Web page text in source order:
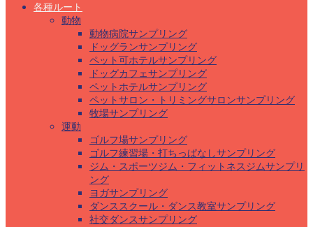
各種ルート
動物
動物病院サンプリング
ドッグランサンプリング
ペット可ホテルサンプリング
ドッグカフェサンプリング
ペットホテルサンプリング
ペットサロン・トリミングサロンサンプリング
牧場サンプリング
運動
ゴルフ場サンプリング
ゴルフ練習場・打ちっぱなしサンプリング
ジム・スポーツジム・フィットネスジムサンプリ
ング
ヨガサンプリング
ダンススクール・ダンス教室サンプリング
社交ダンスサンプリング